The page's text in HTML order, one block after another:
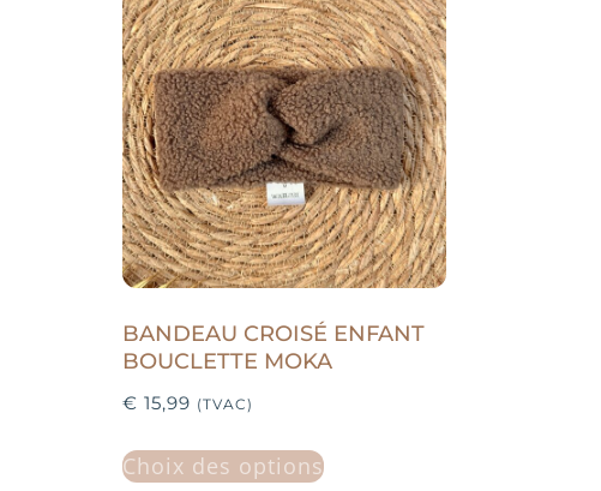
BANDEAU CROISÉ ENFANT
BOUCLETTE MOKA
€ 15,99 (TVAC)
Choix des options